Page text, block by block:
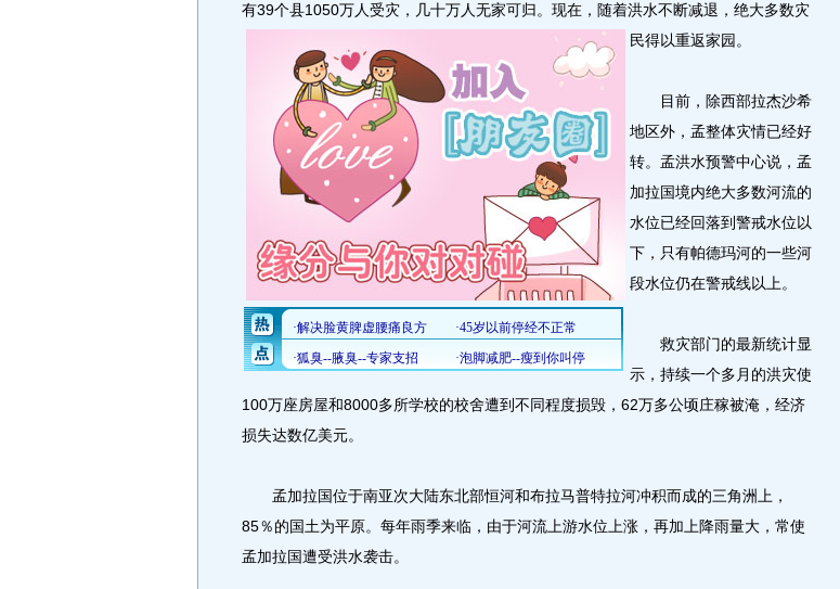
有39个县1050万人受灾，几十万人无家可归。 现在，随着洪水不断减退，绝大多数灾
民得以重返家园。
目前，除西部拉杰沙希
地区外，孟整体灾情已经好
转。孟洪水预警中心说，孟
加拉国境内绝大多数河流的
水位已经回落到警戒水位以
下，只有帕德玛河的一些河
段水位仍在警戒线以上。
救灾部门的最新统计显
示，持续一个多月的洪灾使
100万座房屋和8000多所学校的校舍遭到不同程度损毁，62万多公顷庄稼被淹，经济
损失达数亿美元。
孟加拉国位于南亚次大陆东北部恒河和布拉马普特拉河冲积而成的三角洲上，
85％的国土为平原。每年雨季来临，由于河流上游水位上涨，再加上降雨量大，常使
孟加拉国遭受洪水袭击。